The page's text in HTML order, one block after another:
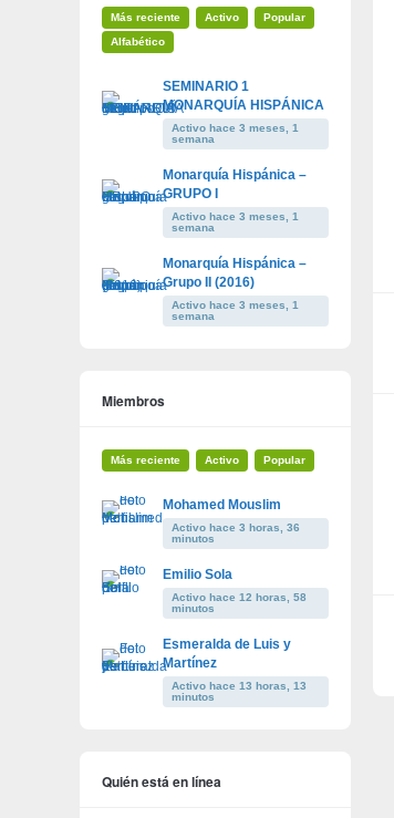
Más reciente Activo
Popular
Alfabético
SEMINARIO 1
MONARQUÍA HISPÁNICA
Activo hace 3 meses, 1
semana
Monarquía Hispánica –
GRUPO I
Activo hace 3 meses, 1
semana
Monarquía Hispánica –
Grupo II (2016)
Activo hace 3 meses, 1
semana
Miembros
Más reciente Activo Popular
Mohamed Mouslim
Activo hace 3 horas, 36
minutos
Emilio Sola
Activo hace 12 horas, 58
minutos
Esmeralda de Luis y
Martínez
Activo hace 13 horas, 13
minutos
Quién está en línea